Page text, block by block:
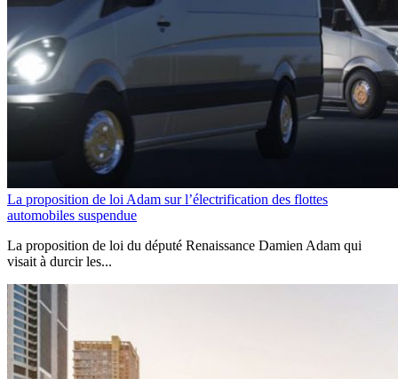
La proposition de loi Adam sur l’électrification des flottes
automobiles suspendue
La proposition de loi du député Renaissance Damien Adam qui
visait à durcir les...